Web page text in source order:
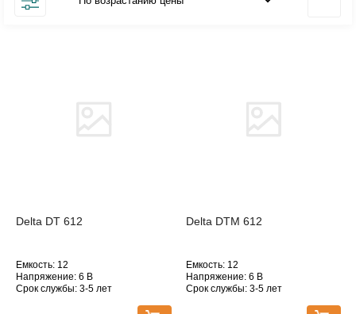
Delta DT 612
Емкость: 12
Напряжение: 6 В
Срок службы: 3-5 лет
Delta DTM 612
Емкость: 12
Напряжение: 6 В
Срок службы: 3-5 лет